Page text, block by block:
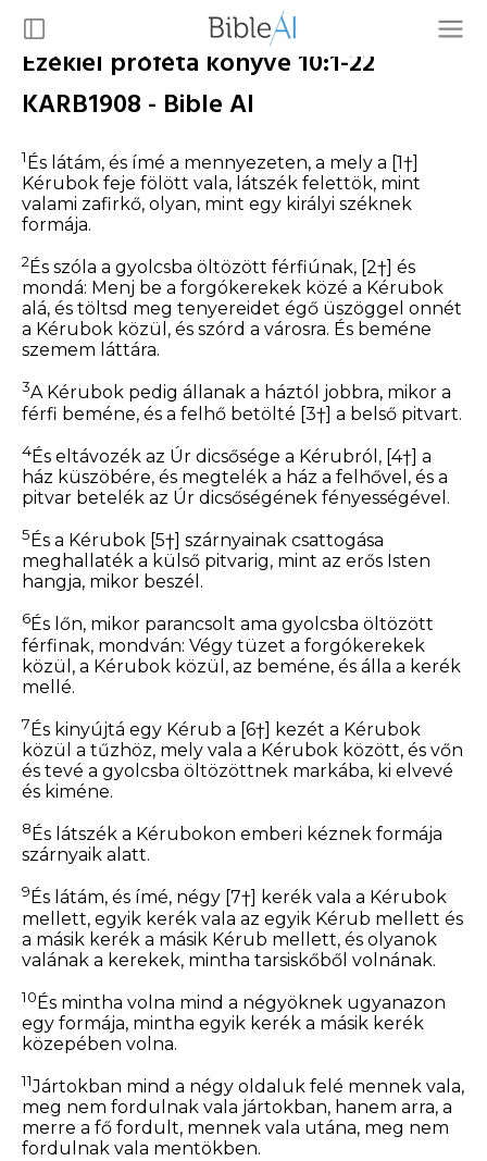
Ezékiel próféta könyve 10:1-22
KARB1908 - Bible AI
1És látám, és ímé a mennyezeten, a mely a [1†]
Kérubok feje fölött vala, látszék felettök, mint
valami zafirkő, olyan, mint egy királyi széknek
formája.
2 És szóla a gyolcsba öltözött férfiúnak, [2†] és
mondá: Menj be a forgókerekek közé a Kérubok
alá, és töltsd meg tenyereidet égő üszöggel onnét
a Kérubok közül, és szórd a városra. És beméne
szemem láttára.
3A Kérubok pedig állanak a háztól jobbra, mikor a
férfi beméne, és a felhő betölté [3†] a belső pitvart.
4És eltávozék az Úr dicsősége a Kérubról, [4†] a
ház küszöbére, és megtelék a ház a felhővel, és a
pitvar betelék az Úr dicsőségének fényességével.
5 És a Kérubok [5†] szárnyainak csattogása
meghallaték a külső pitvarig, mint az erős Isten
hangja, mikor beszél.
6És lőn, mikor parancsolt ama gyolcsba öltözött
férfinak, mondván: Végy tüzet a forgókerekek
közül, a Kérubok közül, az beméne, és álla a kerék
mellé.
7És kinyújtá egy Kérub a [6†] kezét a Kérubok
közül a tűzhöz, mely vala a Kérubok között, és vőn
és tevé a gyolcsba öltözöttnek markába, ki elvevé
és kiméne.
8 És látszék a Kérubokon emberi kéznek formája
szárnyaik alatt.
9 És látám, és ímé, négy [7†]
kerék vala a Kérubok
mellett, egyik kerék vala az egyik Kérub mellett és
a másik kerék a másik Kérub mellett, és olyanok
valának a kerekek, mintha tarsiskőből volnának.
10És mintha volna mind a négyöknek ugyanazon
egy formája, mintha egyik kerék a másik kerék
közepében volna.
11Jártokban mind a négy oldaluk felé mennek vala,
meg nem fordulnak vala jártokban, hanem arra, a
merre a fő fordult, mennek vala utána, meg nem
fordulnak vala mentökben.